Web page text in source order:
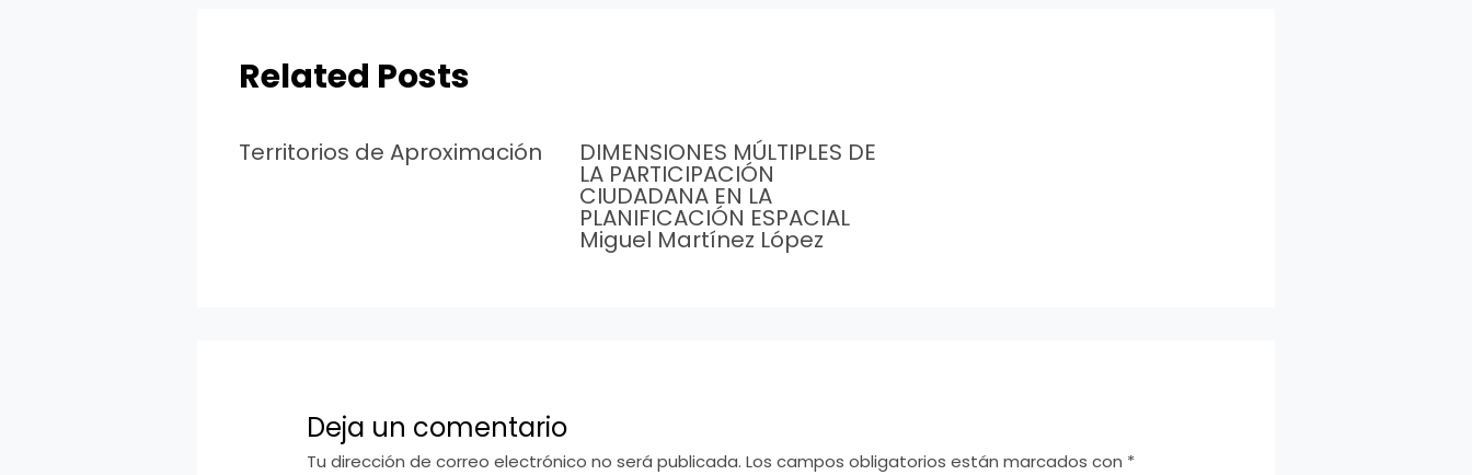
Related Posts
Territorios de Aproximación DIMENSIONES MÚLTIPLES DE
LA PARTICIPACIÓN
CIUDADANA EN LA
PLANIFICACIÓN ESPACIAL
Miguel Martínez López
Deja un comentario
Tu dirección de correo electrónico no será publicada. Los campos obligatorios están marcados con *